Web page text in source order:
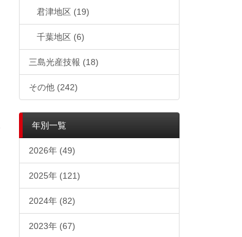
君津地区 (19)
千葉地区 (6)
三島光産技報 (18)
その他 (242)
年別一覧
2026年 (49)
2025年 (121)
2024年 (82)
2023年 (67)